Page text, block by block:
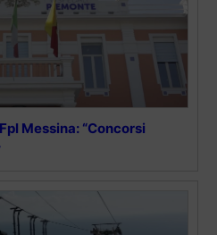
Messina: “Concorsi